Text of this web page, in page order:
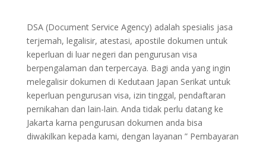
DSA (Document Service Agency) adalah spesialis jasa
terjemah, legalisir, atestasi, apostile dokumen untuk
keperluan di luar negeri dan pengurusan visa
berpengalaman dan terpercaya. Bagi anda yang ingin
melegalisir dokumen di Kedutaan Japan Serikat untuk
keperluan pengurusan visa, izin tinggal, pendaftaran
pernikahan dan lain-lain. Anda tidak perlu datang ke
Jakarta karna pengurusan dokumen anda bisa
diwakilkan kepada kami, dengan layanan ” Pembayaran